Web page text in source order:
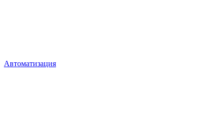
Автоматизация